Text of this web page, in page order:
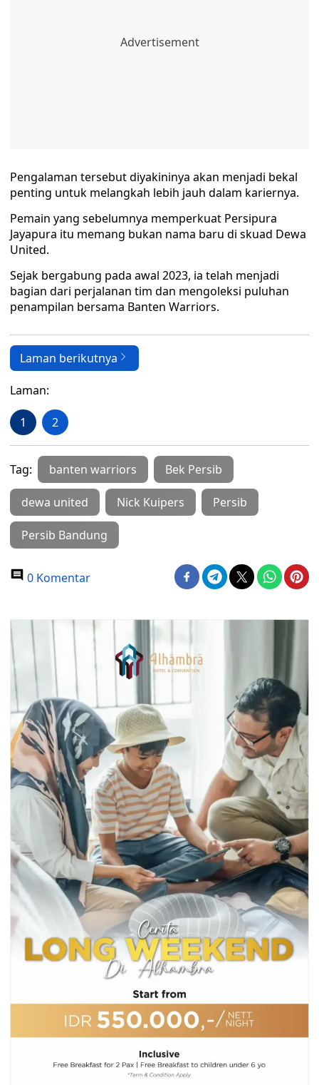
Pengalaman tersebut diyakininya akan menjadi bekal
penting untuk melangkah lebih jauh dalam kariernya.
Pemain yang sebelumnya memperkuat Persipura
Jayapura itu memang bukan nama baru di skuad Dewa
United.
Sejak bergabung pada awal 2023, ia telah menjadi
bagian dari perjalanan tim dan mengoleksi puluhan
penampilan bersama Banten Warriors.
Laman berikutnya
Laman:
1 2
Tag: banten warriors Bek Persib
dewa united Nick Kuipers Persib
Persib Bandung
0 Komentar